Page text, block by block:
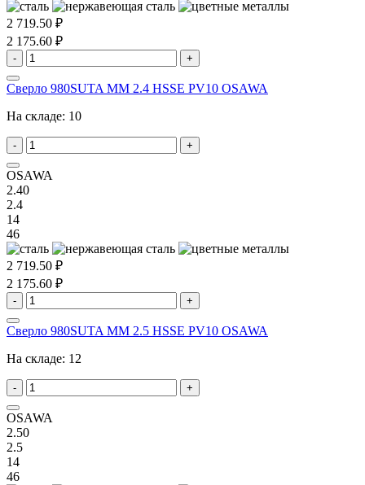
2 719.50 ₽
2 175.60 ₽
- +
Сверло 980SUTA MM 2.4 HSSE PV10 OSAWA
На складе: 10
- +
OSAWA
2.40
2.4
14
46
2 719.50 ₽
2 175.60 ₽
- +
Сверло 980SUTA MM 2.5 HSSE PV10 OSAWA
На складе: 12
- +
OSAWA
2.50
2.5
14
46